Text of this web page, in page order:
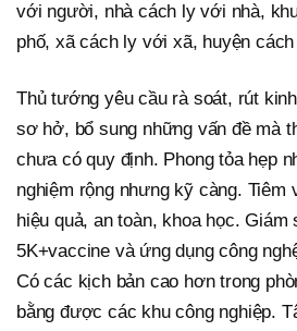
với người, nhà cách ly với nhà,
phố, xã cách ly với xã, huyện
Thủ tướng yêu cầu rà soát, rút
sơ hở, bổ sung những vấn đề mà
chưa có quy định. Phong tỏa hẹp
nghiệm rộng nhưng kỹ càng. Tiêm
hiệu quả, an toàn, khoa học. Giám
5K+vaccine và ứng dụng công
Có các kịch bản cao hơn trong
bằng được các khu công nghiệp.